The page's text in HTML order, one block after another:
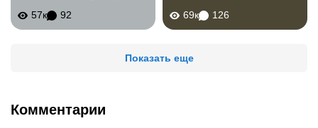
57к
92
69к
126
Показать еще
Комментарии